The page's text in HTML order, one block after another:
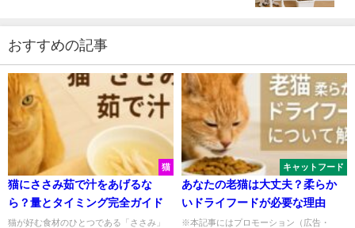
おすすめの記事
猫
猫にささみ茹で汁をあげるな
ら？量とタイミング完全ガイド
猫が好む食材のひとつである「ささみ」
キャットフード
あなたの老猫は大丈夫？柔らか
いドライフードが必要な理由
※本記事にはプロモーション（広告・